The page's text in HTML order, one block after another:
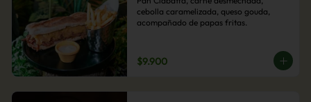
cebolla caramelizada, queso gouda,
acompañado de papas fritas.
$9.900